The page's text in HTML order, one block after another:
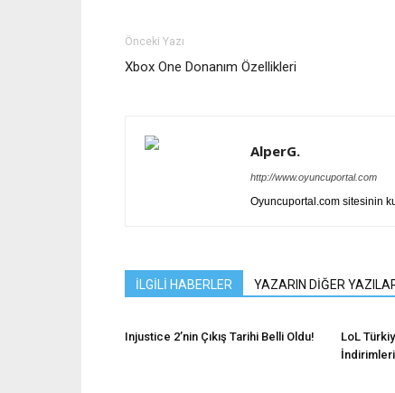
Önceki Yazı
Xbox One Donanım Özellikleri
AlperG.
http://www.oyuncuportal.com
Oyuncuportal.com sitesinin
İLGİLİ HABERLER YAZARIN DİĞER
Injustice 2’nin Çıkış Tarihi Belli Oldu!
LoL